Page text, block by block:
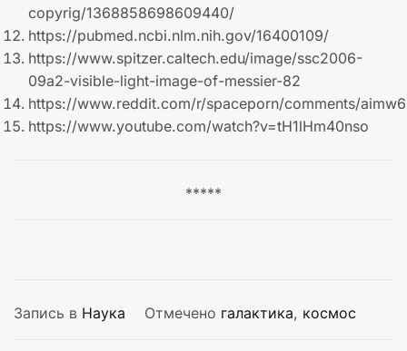
copyrig/1368858698609440/
https://pubmed.ncbi.nlm.nih.gov/16400109/
https://www.spitzer.caltech.edu/image/ssc2006-
09a2-visible-light-image-of-messier-82
https://www.reddit.com/r/spaceporn/comments/
https://www.youtube.com/watch?v=tH1lHm40nso
*****
Запись в Наука Отмечено галактика, космос